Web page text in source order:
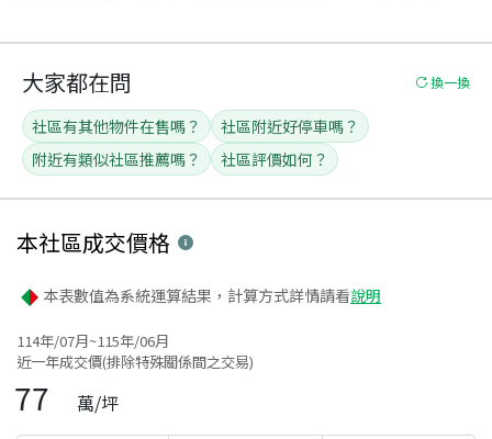
大家都在問 換一換
社區有其他物件在售嗎？
社區附近好停車嗎？
附近有類似社區推薦嗎？
社區評價如何？
本社區成交價格
本表數值為系統運算結果，計算方式詳情請看說明
114年/07月~115年/06月
近一年成交價(排除特殊關係間之交易)
77 萬/坪